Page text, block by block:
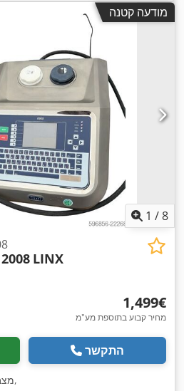
מודעה קטנה
1 /8
LINX
‏1,499 ‏€
מחיר קבוע בתוספת מע"מ
התקשר
,